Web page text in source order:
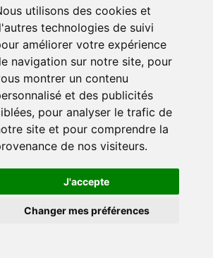
utilisons des cookies et
technologies de suivi
améliorer votre expérience
navigation sur notre site, pour
montrer un contenu
et des publicités
pour analyser le trafic de
site et pour comprendre la
de nos visiteurs.
J'accepte
Changer mes préférences
Trees.org
planten we een boom! Lees meer